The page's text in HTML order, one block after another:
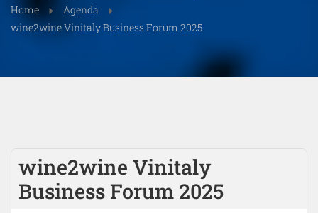
Home
Agenda
wine2wine Vinitaly Business Forum 2025
wine2wine Vinitaly
Business Forum 2025